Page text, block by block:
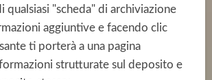
qualsiasi "scheda" di archiviazione
aggiuntive e facendo clic
ti porterà a una pagina
strutturate sul deposito e